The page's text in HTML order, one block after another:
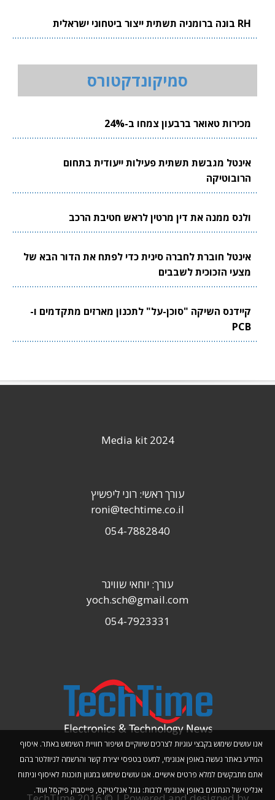
RH בונה ברומניה תשתית ייצור ביטחוני ישראלית
סמיקונדקטורס
מכירות טאואר ברבעון צמחו ב-24%
אינטל מגבשת תשתית פעילות ייעודית בתחום
הרובוטיקה
ולנס ממנה את דין מרטין לראש חטיבת הרכב
אינטל חוברת לחברה סינית כדי לפתח את הדור הבא של
מצעי הזכוכית לשבבים
קיידנס השיקה "סוכן-על" לתכנון מארזים מתקדמים ו-
PCB
אנו עושים שימוש בקבצי עוגיות לצרכים שיווקיים ושיפור חוויית השימוש באתר. איסוף
המידע באתר נעשה באופן אנונימי, למעט בטפסי יצירת קשר והרשמה לניוזלטר בהם
אתם מתבקשים למלא פרטים אישיים. אנו עושים שימוש במגוון תוכנות לאיסוף וניתוח
אנליטי של הנתונים באופן אנונימי לרבות: גוגל אנליטיקס, פייסבוק פיקסל ועוד.
Media kit 2024
עורך ראשי: רוני ליפשיץ
roni@techtime.co.il
054-7882840
עורך: יוחאי שוויגר
yoch.sch@gmail.com
054-7923331